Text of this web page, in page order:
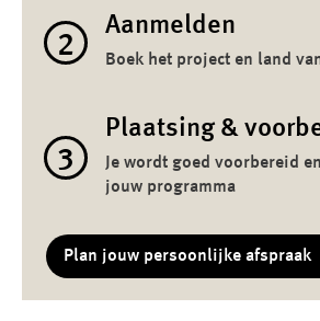
2
Aanmelden
Boek het project en land
3
Plaatsing &
Je wordt goed voorbereid
jouw programma
Plan jouw persoonlijke afspraak